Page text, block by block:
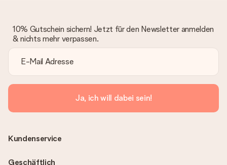
10% Gutschein sichern! Jetzt für den Newsletter anmelden
& nichts mehr verpassen.
Ja, ich will dabei sein!
Kundenservice
Geschäftlich